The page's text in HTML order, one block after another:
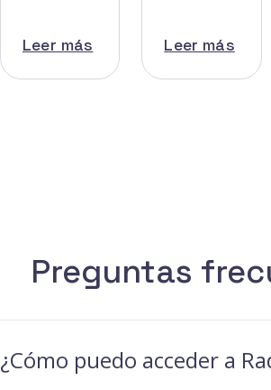
Leer más Leer más
Preguntas
¿Cómo puedo acceder a